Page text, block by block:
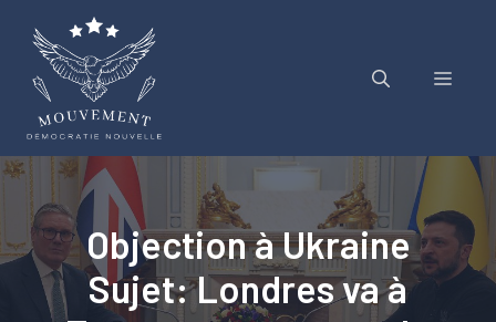
contenu
Menu
Objection à Ukraine
Sujet: Londres va à